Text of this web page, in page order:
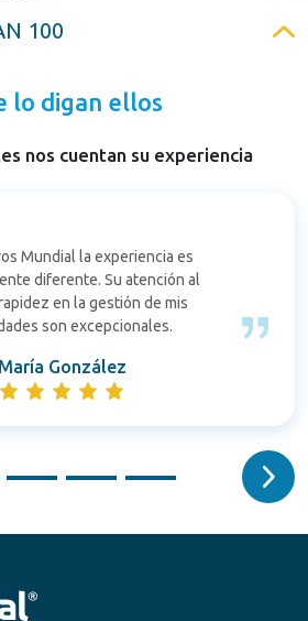
100
lo digan ellos
nos cuentan su experiencia
Mundial la experiencia es
diferente. Su atención al
en la gestión de mis
son excepcionales.
María González